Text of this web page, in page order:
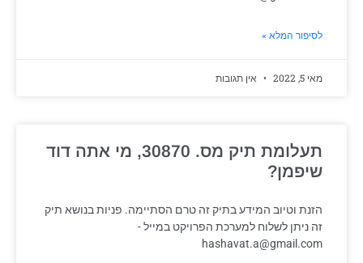
לסיפור המלא »
מאי 5, 2022 אין תגובות
תעלומת תיק מס. 30870, מי אתה דוד
שיפמן?
הזנת וטיוב המידע בתיק זה טרם הסתיימה. פניות בנושא תיק
זה ניתן לשלוח למערכת הפרויקט במייל -
hashavat.a@gmail.com